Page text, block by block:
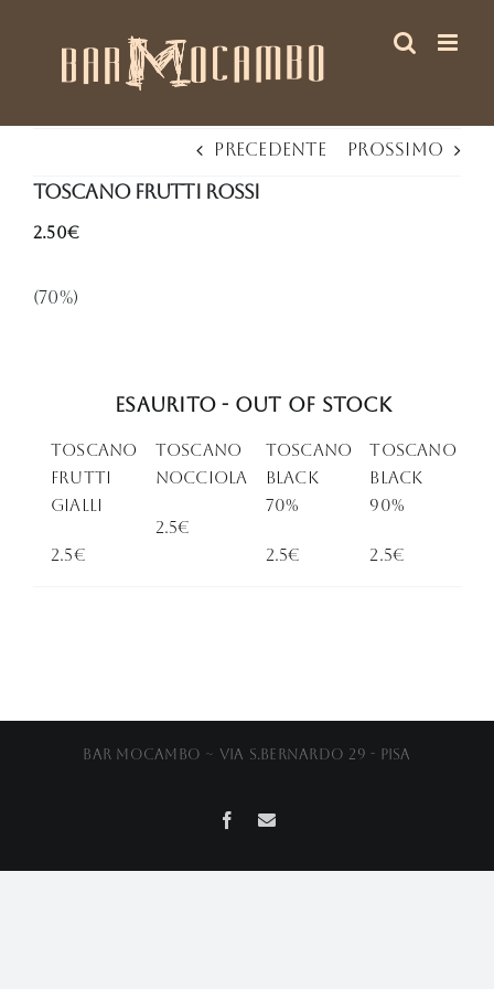
Precedente Prossimo
Toscano Frutti Rossi
2.50€
(70%)
Esaurito - Out of stock
Toscano
Frutti
Gialli
2.5€
Toscano
Nocciola
2.5€
TOSCANO
BLACK
70%
2.5€
Toscano
black
90%
2.5€
Bar Mocambo ~ Via S.Bernardo 29 - Pisa
Facebook
Email